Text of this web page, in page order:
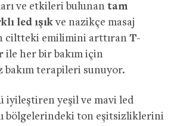
ve etkileri bulunan tam
led ışıkve nazikçe masaj
ciltteki emilimini arttıran T-
ile her bir bakım için
terapileri sunuyor.
iyileştiren yeşil ve mavi led
bölgelerindeki ton eşitsizliklerini